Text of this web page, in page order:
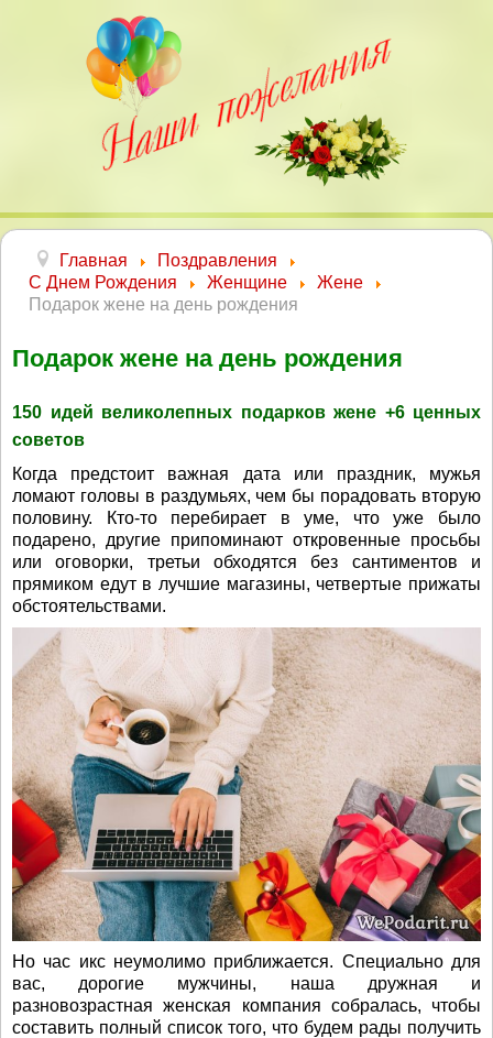
Главная
Поздравления
С Днем Рождения
Женщине
Жене
Подарок жене на день рождения
Подарок жене на день рождения
150 идей великолепных подарков жене +6 ценных
советов
Когда предстоит важная дата или праздник, мужья
ломают головы в раздумьях, чем бы порадовать вторую
половину. Кто-то перебирает в уме, что уже было
подарено, другие припоминают откровенные просьбы
или оговорки, третьи обходятся без сантиментов и
прямиком едут в лучшие магазины, четвертые прижаты
обстоятельствами.
Но час икс неумолимо приближается. Специально для
вас, дорогие мужчины, наша дружная и
разновозрастная женская компания собралась, чтобы
составить полный список того, что будем рады получить